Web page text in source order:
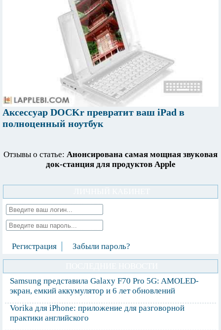
Аксессуар DOCKr превратит ваш iPad в
полноценный ноутбук
Отзывы о статье: Анонсирована самая мощная звуковая
док-станция для продуктов Apple
Регистрация Забыли пароль?
Samsung представила Galaxy F70 Pro 5G: AMOLED-
экран, емкий аккумулятор и 6 лет обновлений
Vorika для iPhone: приложение для разговорной
практики английского